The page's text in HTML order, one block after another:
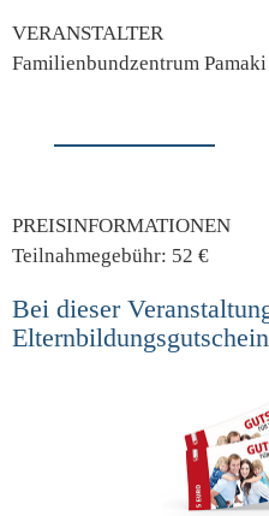
VERANSTALTER
Familienbundzentrum Pamaki
PREISINFORMATIONEN
Teilnahmegebühr: 52 €
Bei dieser